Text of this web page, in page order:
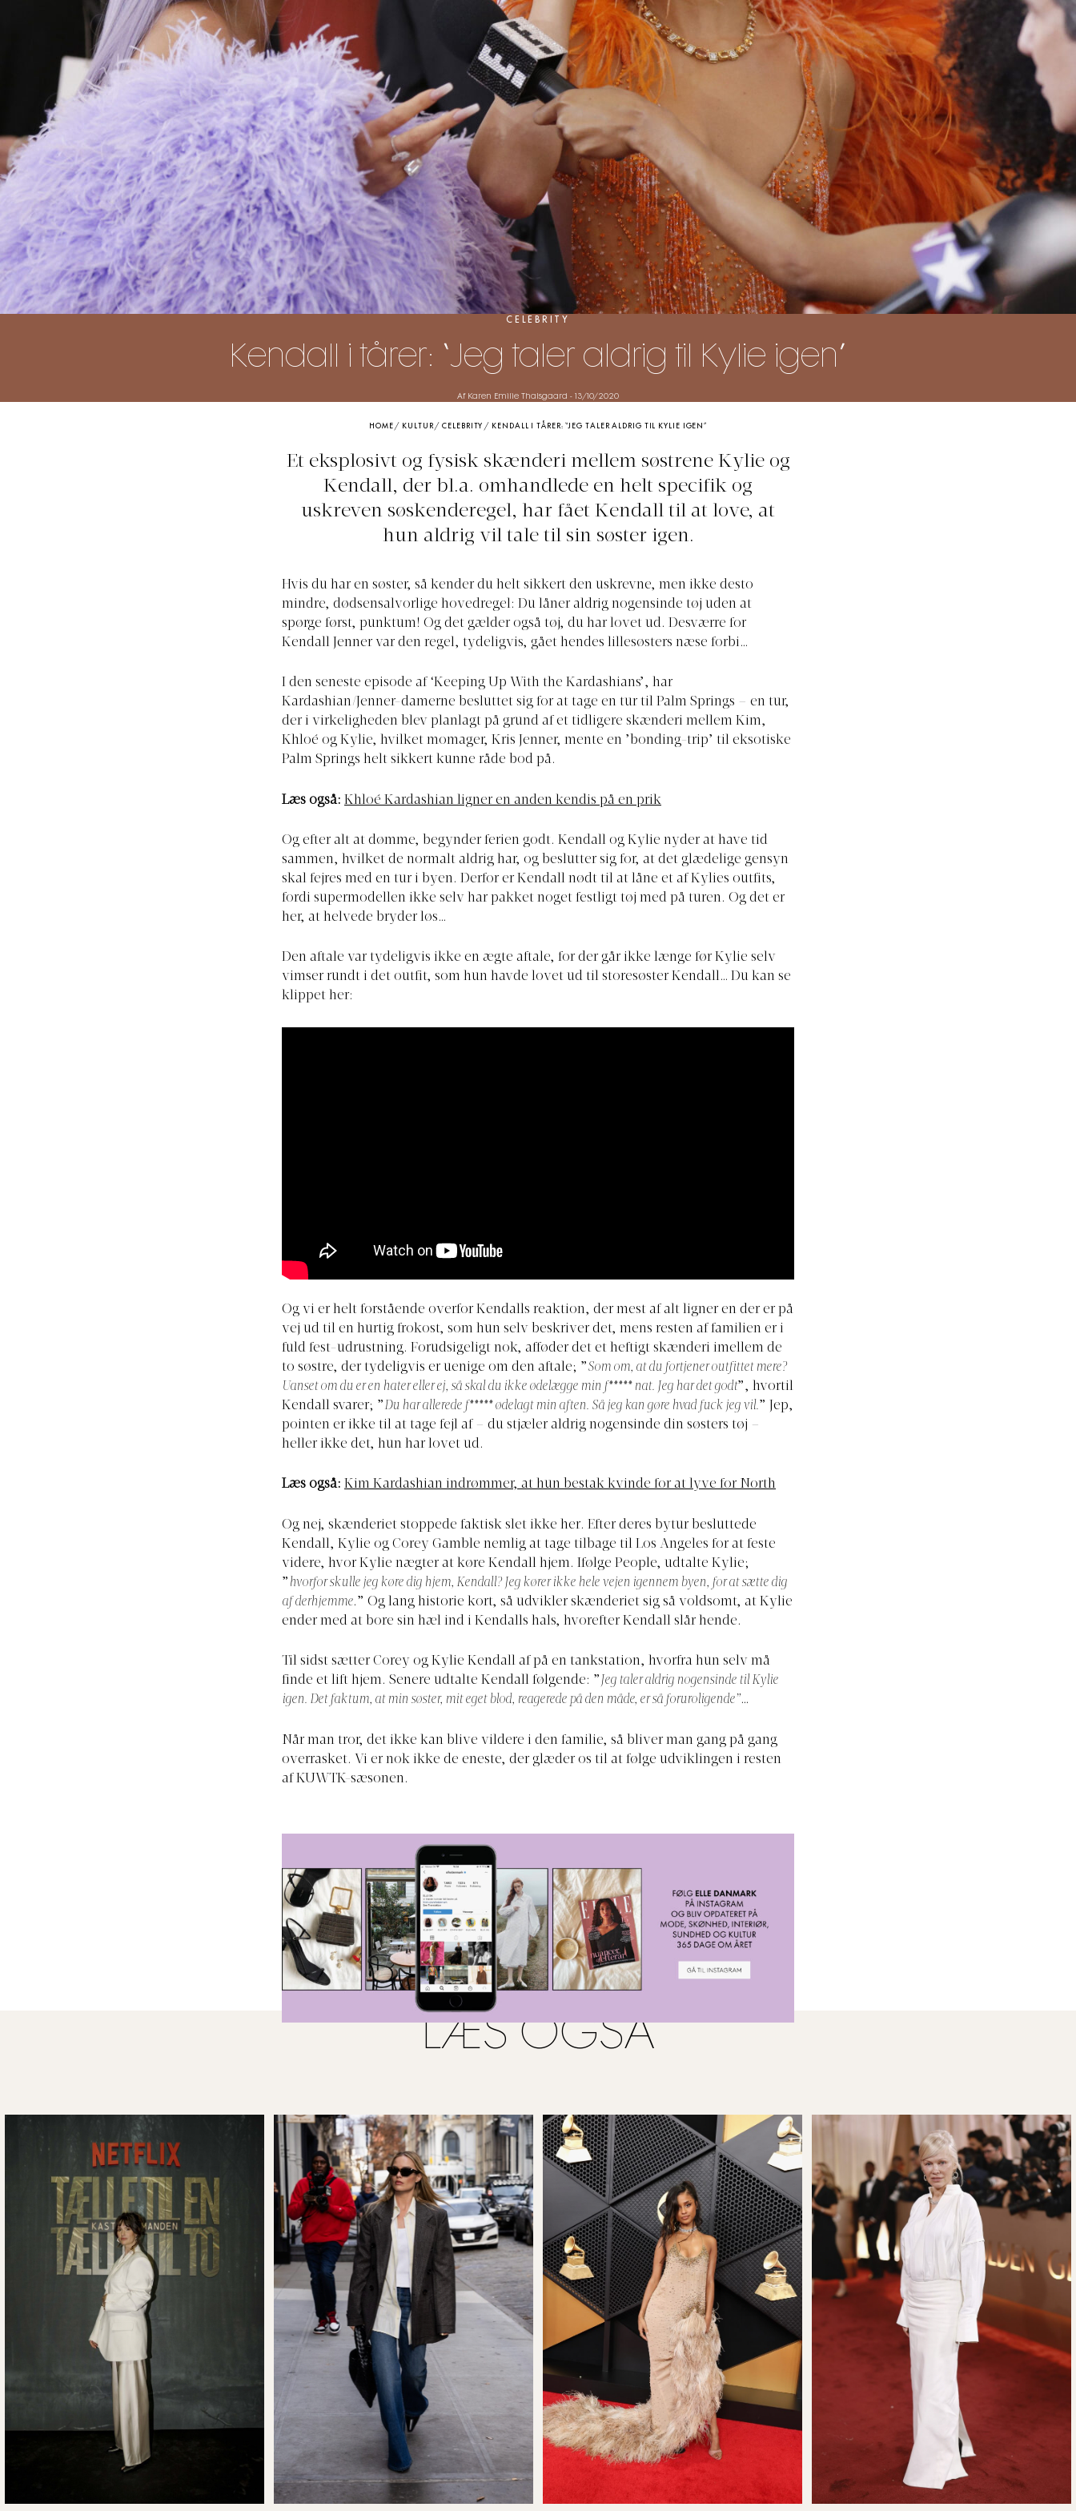
CELEBRITY
Kendall i tårer: “Jeg taler aldrig til Kylie igen”
Af Karen Emilie Thalsgaard - 13/10/2020
HOME / KULTUR/CELEBRITY / KENDALL I TÅRER: “JEG TALER ALDRIG TIL KYLIE IGEN”
Et eksplosivt og fysisk skænderi mellem søstrene Kylie og
Kendall, der bl.a. omhandlede en helt specifik og
uskreven søskenderegel, har fået Kendall til at love, at
hun aldrig vil tale til sin søster igen.
Hvis du har en søster, så kender du helt sikkert den uskrevne, men ikke desto
mindre, dødsensalvorlige hovedregel: Du låner aldrig nogensinde tøj uden at
spørge først, punktum! Og det gælder også tøj, du har lovet ud. Desværre for
Kendall Jenner var den regel, tydeligvis, gået hendes lillesøsters næse forbi…
I den seneste episode af ‘Keeping Up With the Kardashians’, har
Kardashian/Jenner-damerne besluttet sig for at tage en tur til Palm Springs – en tur,
der i virkeligheden blev planlagt på grund af et tidligere skænderi mellem Kim,
Khloé og Kylie, hvilket momager, Kris Jenner, mente en ’bonding-trip’ til eksotiske
Palm Springs helt sikkert kunne råde bod på.
Læs også: Khloé Kardashian ligner en anden kendis på en prik
Og efter alt at dømme, begynder ferien godt. Kendall og Kylie nyder at have tid
sammen, hvilket de normalt aldrig har, og beslutter sig for, at det glædelige gensyn
skal fejres med en tur i byen. Derfor er Kendall nødt til at låne et af Kylies outfits,
fordi supermodellen ikke selv har pakket noget festligt tøj med på turen. Og det er
her, at helvede bryder løs…
Den aftale var tydeligvis ikke en ægte aftale, for der går ikke længe før Kylie selv
vimser rundt i det outfit, som hun havde lovet ud til storesøster Kendall… Du kan se
klippet her:
Og vi er helt forstående overfor Kendalls reaktion, der mest af alt ligner en der er på
vej ud til en hurtig frokost, som hun selv beskriver det, mens resten af familien er i
fuld fest-udrustning. Forudsigeligt nok, afføder det et heftigt skænderi imellem de
to søstre, der tydeligvis er uenige om den aftale; ”Som om, at du fortjener outfittet mere?
Uanset om du er en hater eller ej, så skal du ikke ødelægge min f***** nat. Jeg har det godt”, hvortil
Kendall svarer; ”Du har allerede f***** ødelagt min aften. Så jeg kan gøre hvad fuck jeg vil.” Jep,
pointen er ikke til at tage fejl af – du stjæler aldrig nogensinde din søsters tøj –
heller ikke det, hun har lovet ud.
Læs også: Kim Kardashian indrømmer, at hun bestak kvinde for at lyve for North
Og nej, skænderiet stoppede faktisk slet ikke her. Efter deres bytur besluttede
Kendall, Kylie og Corey Gamble nemlig at tage tilbage til Los Angeles for at feste
videre, hvor Kylie nægter at køre Kendall hjem. Ifølge People, udtalte Kylie;
” hvorfor skulle jeg køre dig hjem, Kendall? Jeg kører ikke hele vejen igennem byen, for at sætte dig
af derhjemme.” Og lang historie kort, så udvikler skænderiet sig så voldsomt, at Kylie
ender med at bore sin hæl ind i Kendalls hals, hvorefter Kendall slår hende.
Til sidst sætter Corey og Kylie Kendall af på en tankstation, hvorfra hun selv må
finde et lift hjem. Senere udtalte Kendall følgende: ”Jeg taler aldrig nogensinde til Kylie
igen. Det faktum, at min søster, mit eget blod, reagerede på den måde, er så foruroligende”…
Når man tror, det ikke kan blive vildere i den familie, så bliver man gang på gang
overrasket. Vi er nok ikke de eneste, der glæder os til at følge udviklingen i resten
af KUWTK-sæsonen.
LÆS OGSÅ